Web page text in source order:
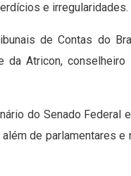
e irregularidades.
de Contas do
da Atricon,
do Senado
de parlamentares